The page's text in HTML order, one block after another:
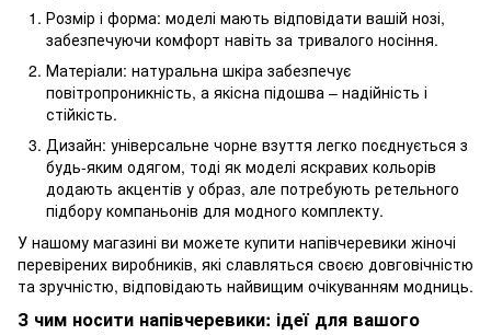
Розмір і форма: моделі мають відповідати вашій нозі,
забезпечуючи комфорт навіть за тривалого носіння.
Матеріали: натуральна шкіра забезпечує
повітропроникність, а якісна підошва – надійність і
стійкість.
Дизайн: універсальне чорне взуття легко поєднується з
будь-яким одягом, тоді як моделі яскравих кольорів
додають акцентів у образ, але потребують ретельного
підбору компаньонів для модного комплекту.
У нашому магазині ви можете купити напівчеревики жіночі
перевірених виробників, які славляться своєю довговічністю
та зручністю, відповідають найвищим очікуванням модниць.
З чим носити напівчеревики: ідеї для вашого